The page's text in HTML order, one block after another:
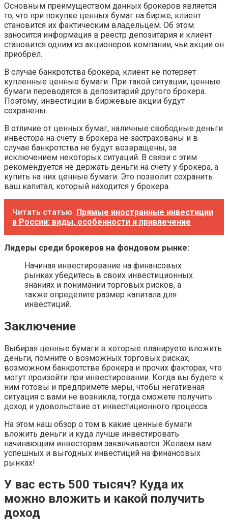
Основным преимуществом данных брокеров является
то, что при покупке ценных бумаг на бирже, клиент
становится их фактическим владельцем. Об этом
заносится информация в реестр депозитария и клиент
становится одним из акционеров компании, чьи акции он
приобрёл.
В случае банкротства брокера, клиент не потеряет
купленные ценные бумаги. При такой ситуации, ценные
бумаги переводятся в депозитарий другого брокера.
Поэтому, инвестиции в биржевые акции будут
сохранены.
В отличие от ценных бумаг, наличные свободные деньги
инвестора на счету в брокера не застрахованы и в
случае банкротства не будут возвращены, за
исключением некоторых ситуаций. В связи с этим
рекомендуется не держать деньги на счету у брокера, а
купить на них ценные бумаги. Это позволит сохранить
ваш капитал, который находится у брокера.
Читать статью Прямые иностранные инвестиции
в России: виды, особенности и привлечение
Лидеры среди брокеров на фондовом рынке:
Начиная инвестирование на финансовых
рынках убедитесь в своих инвестиционных
знаниях и понимании торговых рисков, а
также определите размер капитала для
инвестиций.
Заключение
Выбирая ценные бумаги в которые планируете вложить
деньги, помните о возможных торговых рисках,
возможном банкротстве брокера и прочих факторах, что
могут произойти при инвестировании. Когда вы будете к
ним готовы и предпримете меры, чтобы негативная
ситуация с вами не возникла, тогда сможете получить
доход и удовольствие от инвестиционного процесса.
На этом наш обзор о том в какие ценные бумаги
вложить деньги и куда лучше инвестировать
начинающим инвесторам заканчивается. Желаем вам
успешных и выгодных инвестиций на финансовых
рынках!
У вас есть 500 тысяч? Куда их
можно вложить и какой получить
доход